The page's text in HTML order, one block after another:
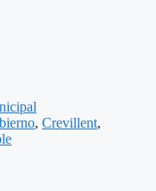
, Crevillent,